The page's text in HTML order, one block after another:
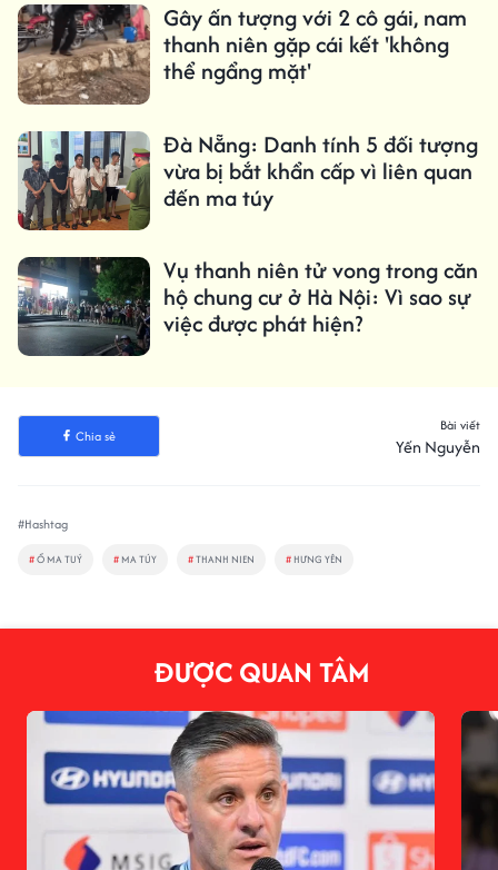
Gây ấn tượng với 2 cô gái, nam
thanh niên gặp cái kết 'không
thể ngẩng mặt'
Đà Nẵng: Danh tính 5 đối tượng
vừa bị bắt khẩn cấp vì liên quan
đến ma túy
Vụ thanh niên tử vong trong căn
hộ chung cư ở Hà Nội: Vì sao sự
việc được phát hiện?
Chia sẻ
Bài viết
Yến Nguyễn
#Hashtag
#Ổ MA TUÝ # MA TÚY #THANH NIEN # HƯNG YÊN
ĐƯỢC QUAN TÂM